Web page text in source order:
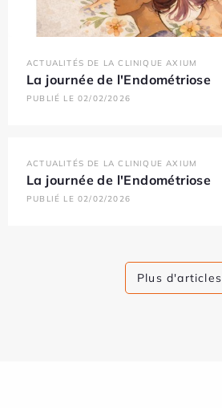
ACTUALITÉS DE LA CLINIQUE AXIUM
La journée de l'Endométriose
PUBLIÉ LE 02/02/2026
ACTUALITÉS DE LA CLINIQUE AXIUM
La journée de l'Endométriose
PUBLIÉ LE 02/02/2026
Plus d'articles